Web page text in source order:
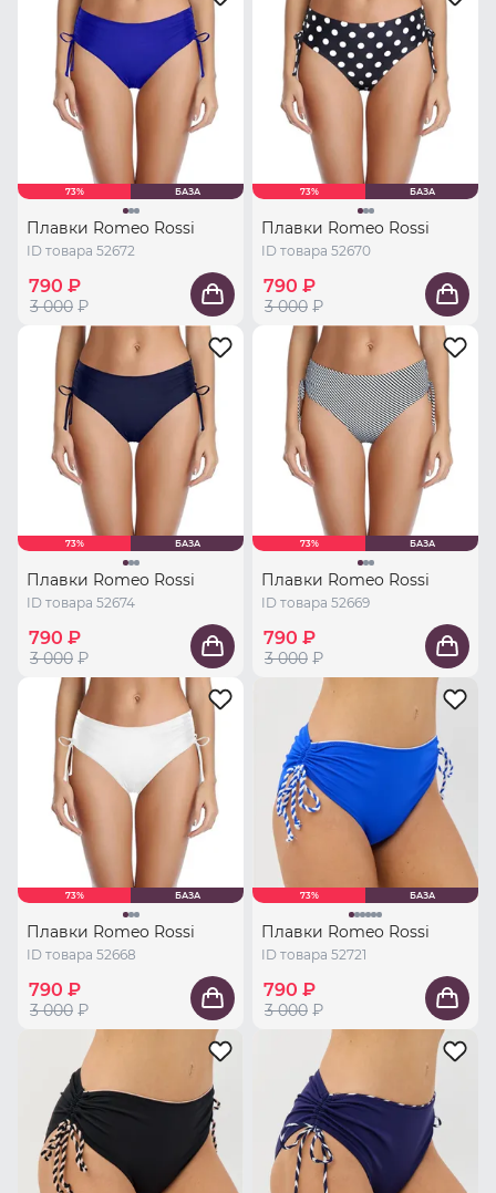
73% БАЗА
Плавки Romeo Rossi
ID товара 52672
790 ₽
3 000 ₽
73% БАЗА
Плавки Romeo Rossi
ID товара 52670
790 ₽
3 000 ₽
73% БАЗА
Плавки Romeo Rossi
ID товара 52674
790 ₽
3 000 ₽
73% БАЗА
Плавки Romeo Rossi
ID товара 52669
790 ₽
3 000 ₽
73% БАЗА
Плавки Romeo Rossi
ID товара 52668
790 ₽
3 000 ₽
73% БАЗА
Плавки Romeo Rossi
ID товара 52721
790 ₽
3 000 ₽